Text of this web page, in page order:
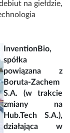
na giełdzie,
InventionBio,
spółka
powiązana z
Boruta-Zachem
S.A. (w trakcie
zmiany na
Hub.Tech S.A.),
działająca w